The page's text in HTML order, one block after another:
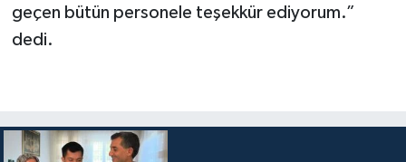
geçen bütün personele teşekkür ediyorum.”
dedi.
Giresun Müftülüğü